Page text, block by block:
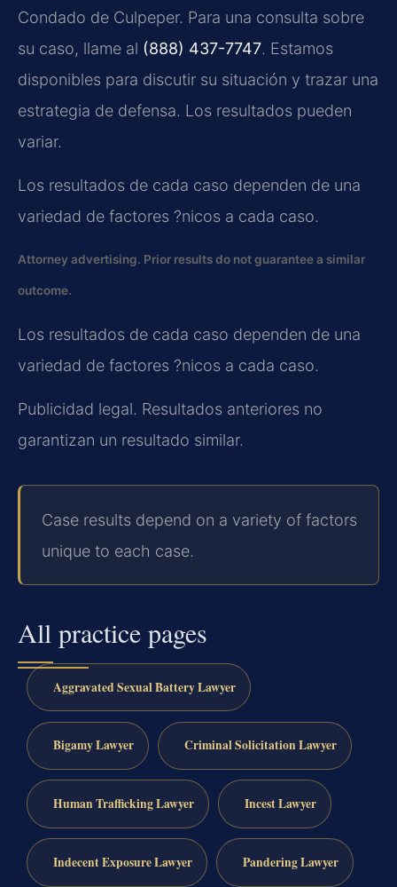
Condado de Culpeper. Para una consulta sobre
su caso, llame al (888) 437-7747. Estamos
disponibles para discutir su situación y trazar una
estrategia de defensa. Los resultados pueden
variar.
Los resultados de cada caso dependen de una
variedad de factores ?nicos a cada caso.
Attorney advertising. Prior results do not guarantee a similar
outcome.
Los resultados de cada caso dependen de una
variedad de factores ?nicos a cada caso.
Publicidad legal. Resultados anteriores no
garantizan un resultado similar.
Case results depend on a variety of factors
unique to each case.
All practice pages
Aggravated Sexual Battery Lawyer
Bigamy Lawyer Criminal Solicitation Lawyer
Human Trafficking Lawyer Incest Lawyer
Indecent Exposure Lawyer Pandering Lawyer